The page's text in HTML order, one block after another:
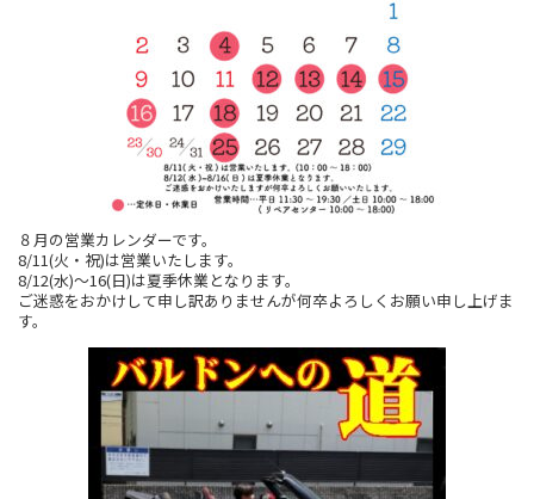
８月の営業カレンダーです。
8/11(火・祝)は営業いたします。
8/12(水)～16(日)は夏季休業となります。
ご迷惑をおかけして申し訳ありませんが何卒よろしくお願い申し上げま
す。